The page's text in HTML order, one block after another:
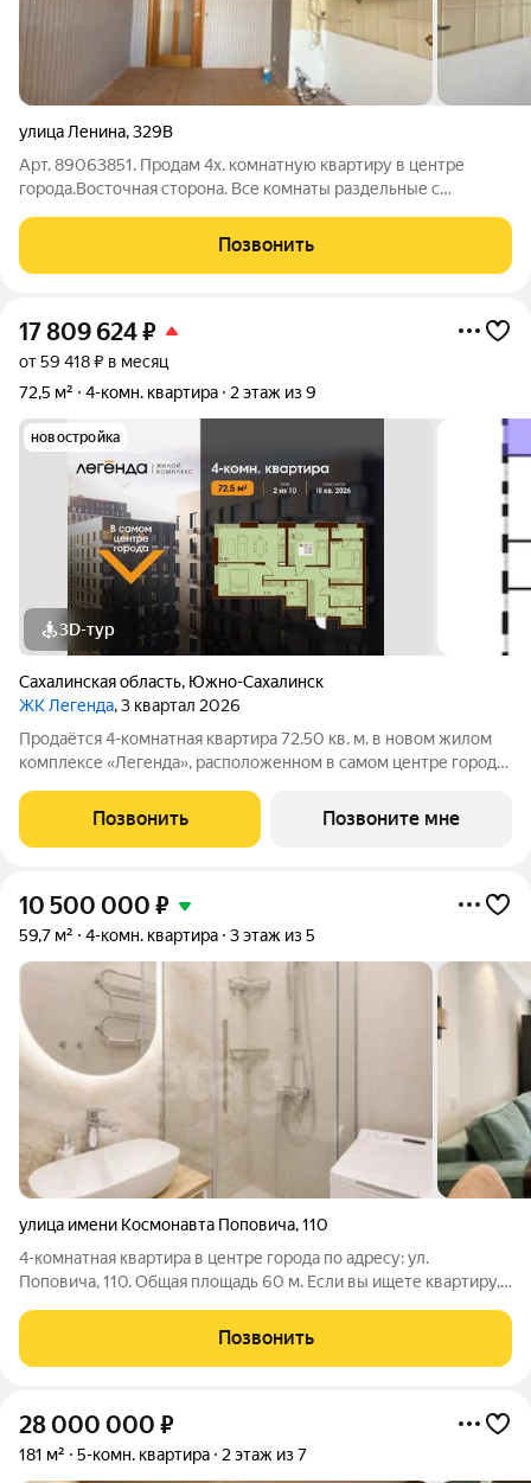
улица Ленина,329В
Арт. 89063851. Продам 4х. комнатную квартиру в центре
города.Восточная сторона. Все комнаты раздельные с
выровнены.Окна ПВХ, межкомнатные двери хорошего
качества.Кухня большая, с совмещенным балкон,
Позвонить
17 809 624₽
от 59 418 ₽ в месяц
72,5 м²
4-комн. квартира 2 этаж из 9
новостройка
3D-тур
Сахалинская область, Южно-Сахалинск
ЖК Легенда, 3 квартал 2026
Продаётся 4-комнатная квартира 72.50 кв. м. в новом жилом
комплексе «Легенда», расположенном в самом центре города
им. Космонавта Поповича. Жилой комплекс бизнес-класса
Позвонить Позвоните мне
10 500 000 ₽
59,7 м² 4-комн. квартира 3 этаж из 5
улица имени Космонавта Поповича,110
4-комнатная квартира в центре города по адресу: ул.
Поповича, 110. Общая площадь 60 м. Если вы ищете квартиру,
необходимости в ремонте, покупки мебели и техники этот
вариант стоит посмотреть в первую
Позвонить
28 000 000 ₽
181 м² 5-комн. квартира 2 этаж из 7